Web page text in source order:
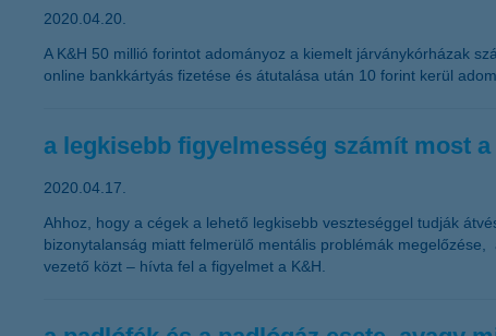
2020.04.20.
A K&H 50 millió forintot adományoz a kiemelt járványkórházak
online bankkártyás fizetése és átutalása után 10 forint kerül
a legkisebb figyelmesség számít most
2020.04.17.
Ahhoz, hogy a cégek a lehető legkisebb veszteséggel tudják
bizonytalanság miatt felmerülő mentális problémák
vezető közt – hívta fel a figyelmet a K&H.